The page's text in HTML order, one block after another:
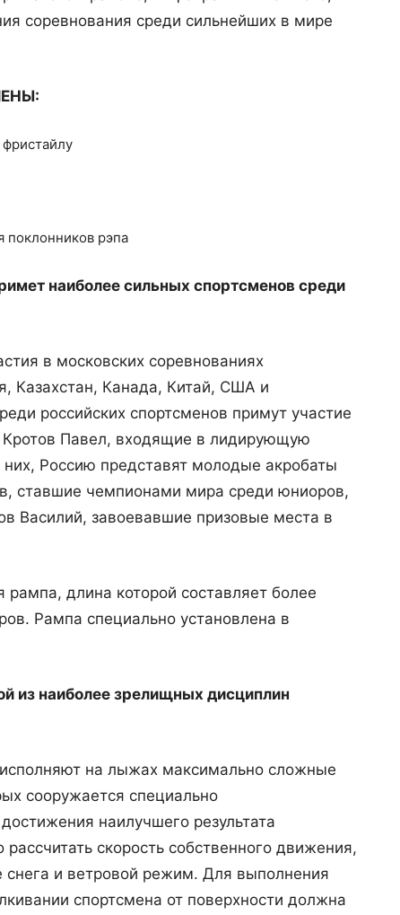
соревнования среди сильнейших в мире
рэпа
наиболее сильных спортсменов среди
в московских соревнованиях
Казахстан, Канада, Китай, США и
российских спортсменов примут участие
Кротов Павел, входящие в лидирующую
Россию представят молодые акробаты
ставшие чемпионами мира среди юниоров,
Василий, завоевавшие призовые места в
длина которой составляет более
Рампа специально установлена в
из наиболее зрелищных дисциплин
на лыжах максимально сложные
сооружается специально
наилучшего результата
скорость собственного движения,
снега и ветровой режим. Для выполнения
спортсмена от поверхности должна